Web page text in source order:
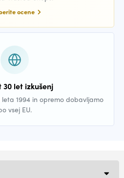
ocene
30 let izkušenj
1994 in opremo dobavljamo
vsej EU.